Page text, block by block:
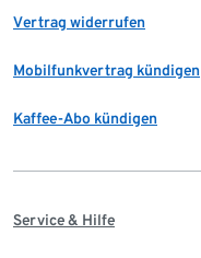
Vertrag widerrufen
Mobilfunkvertrag kündigen
Kaffee-Abo kündigen
Service & Hilfe